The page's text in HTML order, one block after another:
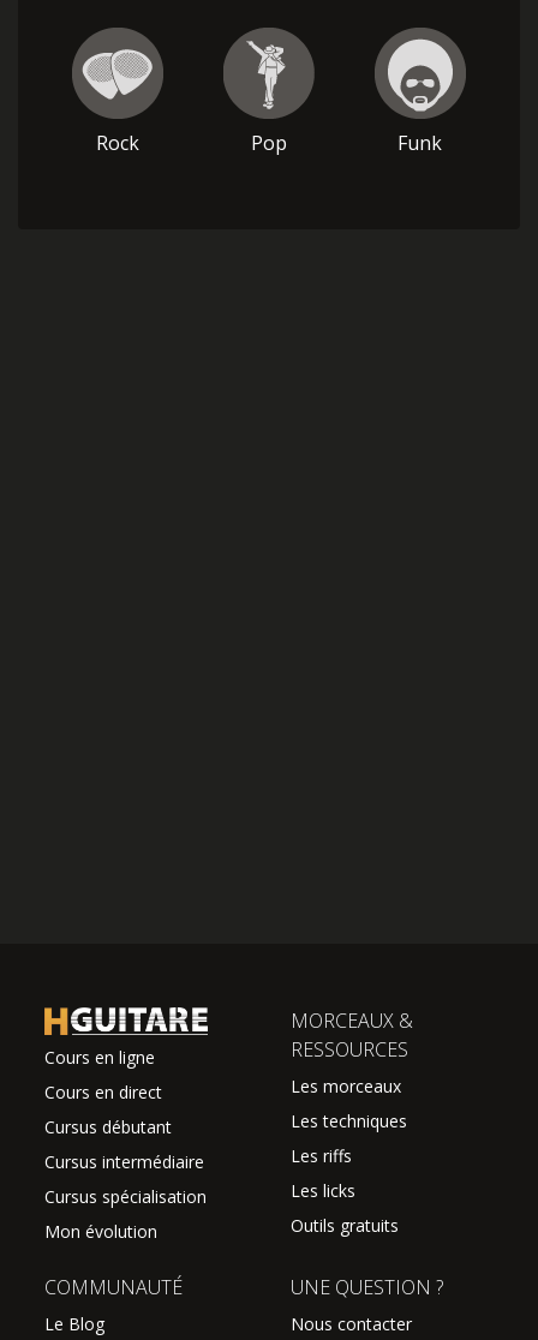
Rock Pop Funk
Cours en ligne
Cours en direct
Cursus débutant
Cursus intermédiaire
Cursus spécialisation
Mon évolution
MORCEAUX &
RESSOURCES
Les morceaux
Les techniques
Les riffs
Les licks
Outils gratuits
COMMUNAUTÉ
Le Blog
UNE QUESTION ?
Nous contacter